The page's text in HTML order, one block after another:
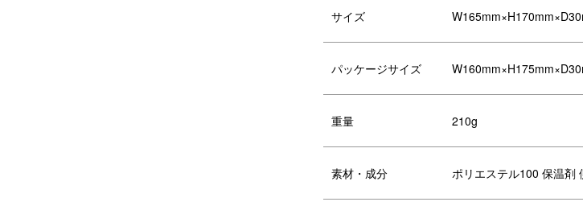
サイズ
パッケージサイズ
重量 210g
素材・成分 ポリエステル100 保温剤